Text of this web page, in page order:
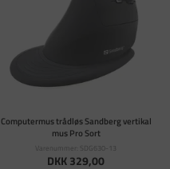
Computermus trådløs Sandberg vertikal
mus Pro Sort
Varenummer: SDG630-13
DKK 329,00